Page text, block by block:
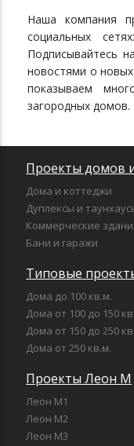
Наша компания
социальных
Подписывайтесь
новостями о
показываем
загородных домов.
Проекты домов
Дома и коттеджи
Дуплексы и
Коммерческие
Бани и гаражи
Типовые
Дома до 100 кв.м.
Дома от 100 до 150
Дома от 150 до 250
Дома от 250 кв.м.
Проекты Леон М
Леон М1
Леон М2
Леон М3